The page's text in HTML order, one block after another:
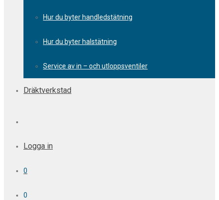
Hur du byter handledstätning
Hur du byter halstätning
Service av in – och utloppsventiler
Dräktverkstad
Logga in
0
0